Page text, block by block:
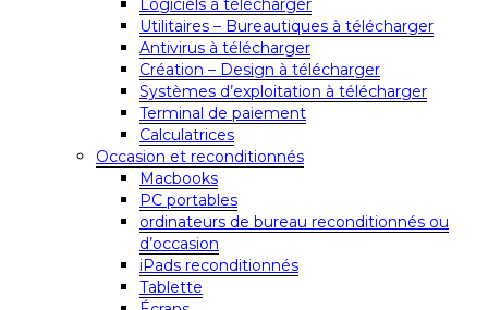
Logiciels à télécharger
Utilitaires – Bureautiques à télécharger
Antivirus à télécharger
Création – Design à télécharger
Systèmes d’exploitation à télécharger
Terminal de paiement
Calculatrices
Occasion et reconditionnés
Macbooks
PC portables
ordinateurs de bureau reconditionnés ou
d’occasion
iPads reconditionnés
Tablette